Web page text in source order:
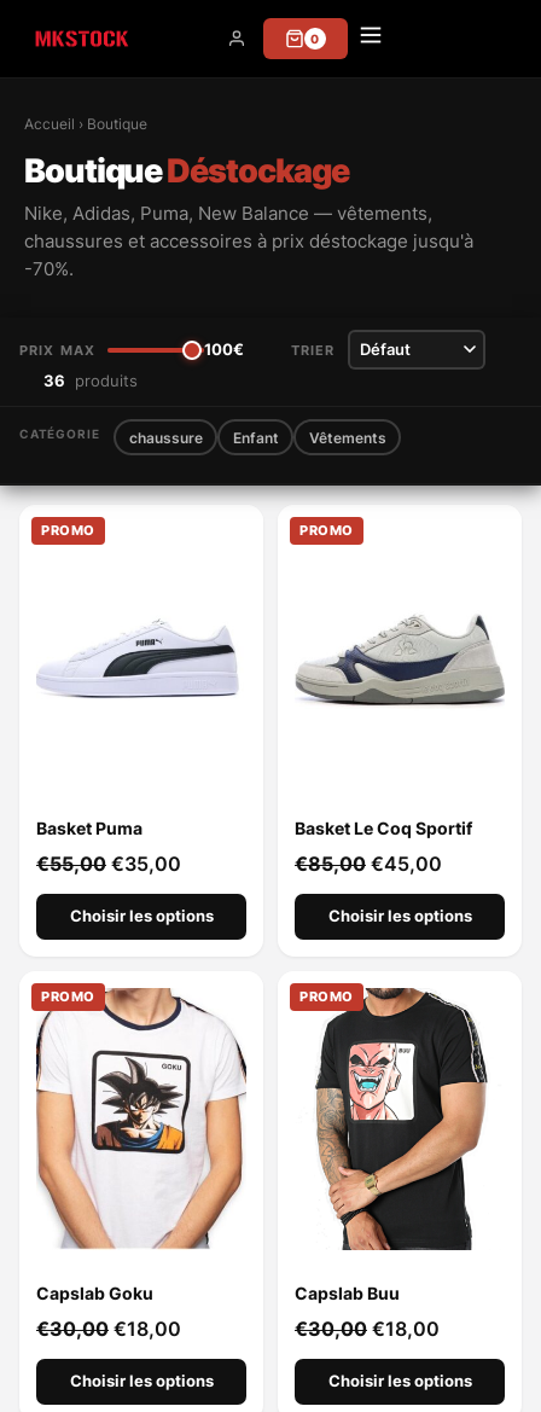
N'attendez pas plus les soldes - Livraison gratuite
0
Accueil › Boutique
BoutiqueDéstockage
Nike, Adidas, Puma, New Balance — vêtements,
chaussures et accessoires à prix déstockage jusqu'à
-70%.
PRIX MAX 100€ TRIER
36 produits
CATÉGORIE chaussure Enfant Vêtements
PROMO
Basket Puma
€55,00 €35,00
Choisir les options
PROMO
Basket Le Coq Sportif
€85,00 €45,00
Choisir les options
PROMO
Capslab Goku
€30,00 €18,00
Choisir les options
PROMO
Capslab Buu
€30,00 €18,00
Choisir les options